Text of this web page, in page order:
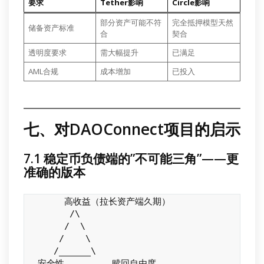
要求 Tether影响 Circle影响
储备资产标准
部分资产可能不符
合
完全抵押模型天然
契合
透明度要求
需大幅提升
已满足
AML合规
成本增加 已投入
七、对DAOConnect项目的启示
7.1 稳定币负债端的”不可能三角”——更
准确的版本